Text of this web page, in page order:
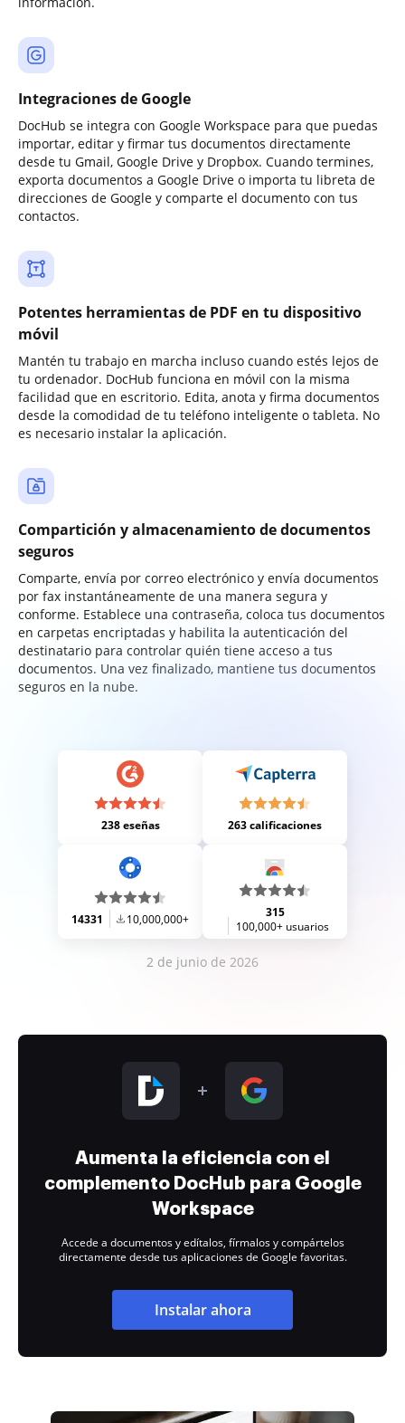
Integraciones de Google
DocHub se integra con Google Workspace para que puedas
importar, editar y firmar tus documentos directamente
desde tu Gmail, Google Drive y Dropbox. Cuando termines,
exporta documentos a Google Drive o importa tu libreta de
direcciones de Google y comparte el documento con tus
contactos.
Potentes herramientas de PDF en tu dispositivo
móvil
Mantén tu trabajo en marcha incluso cuando estés lejos de
tu ordenador. DocHub funciona en móvil con la misma
facilidad que en escritorio. Edita, anota y firma documentos
desde la comodidad de tu teléfono inteligente o tableta. No
es necesario instalar la aplicación.
Compartición y almacenamiento de documentos
seguros
Comparte, envía por correo electrónico y envía documentos
por fax instantáneamente de una manera segura y
conforme. Establece una contraseña, coloca tus documentos
en carpetas encriptadas y habilita la autenticación del
destinatario para controlar quién tiene acceso a tus
documentos. Una vez finalizado, mantiene tus documentos
seguros en la nube.
238 eseñas 263 calificaciones
14331 10,000,000+
315
100,000+ usuarios
2 de junio de 2026
Aumenta la eficiencia con el
complemento DocHub para Google
Workspace
Accede a documentos y edítalos, fírmalos y compártelos
directamente desde tus aplicaciones de Google favoritas.
Instalar ahora